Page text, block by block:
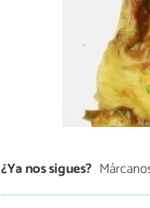
¿Ya nos sigues?